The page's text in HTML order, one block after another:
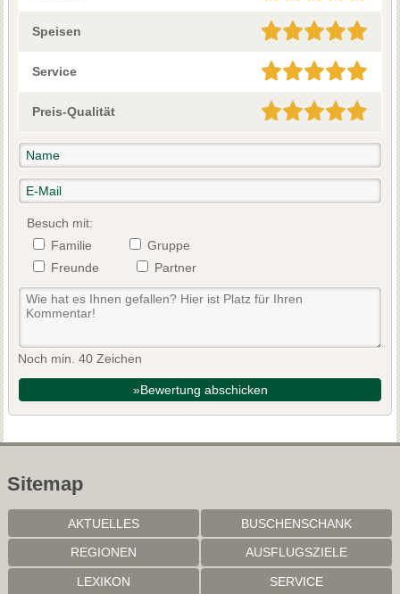
Speisen
Service
Preis-Qualität
Besuch mit:
Familie
Gruppe
Freunde
Partner
Noch min. 40 Zeichen
»Bewertung abschicken
Sitemap
AKTUELLES BUSCHENSCHANK
REGIONEN AUSFLUGSZIELE
LEXIKON SERVICE